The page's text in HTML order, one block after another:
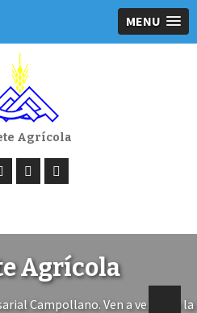
MENU
Agrícola
Agrícola
Campollano. Ven a vernos a la
agrícola